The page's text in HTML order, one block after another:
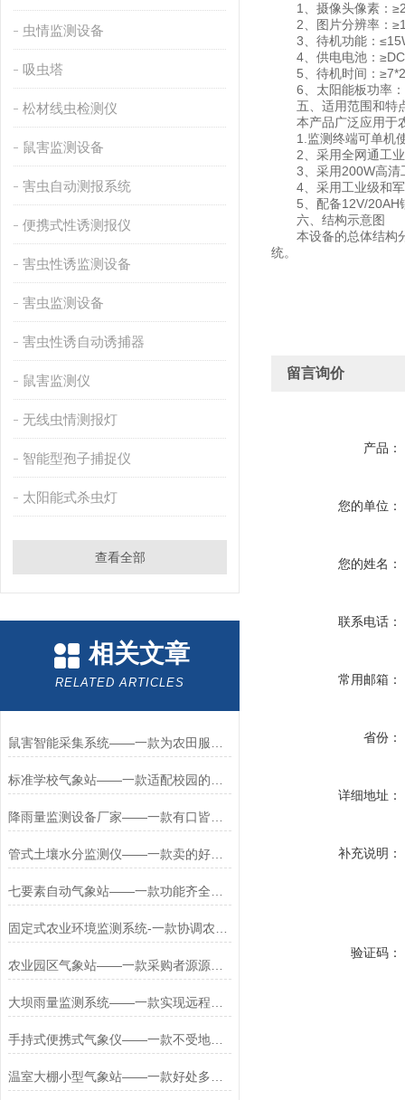
虫情监测设备
吸虫塔
松材线虫检测仪
鼠害监测设备
害虫自动测报系统
便携式性诱测报仪
害虫性诱监测设备
害虫监测设备
害虫性诱自动诱捕器
鼠害监测仪
无线虫情测报灯
智能型孢子捕捉仪
太阳能式杀虫灯
查看全部
相关文章
RELATED ARTICLES
管式土壤水分监测仪——一款卖的好好的土壤剖面水分测定仪
农业园区气象站——一款采购者源源不断的农业户外气象站2023已更新
手持式便携式气象仪——一款不受地点限制手持气象综合观测仪2023已更新
1、摄像头像素：
2、图片分辨率：
3、待机功能：
4、供电电池：
5、待机时间：
6、太阳能板功率：
五、适用范围和特
本产品广泛应用于农
1.监测终端可单机使
2、采用全网通工业
3、采用200W高清工
4、采用工业级和军
5、配备12V/20AH锂
六、结构示意图
本设备的总体结构分
统。
留言询价
产品：
您的单位：
您的姓名：
联系电话：
常用邮箱：
省份：
详细地址：
补充说明：
验证码：